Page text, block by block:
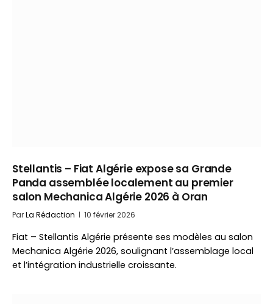
Stellantis – Fiat Algérie expose sa Grande
Panda assemblée localement au premier
salon Mechanica Algérie 2026 à Oran
ParLa Rédaction 10 février 2026
Fiat – Stellantis Algérie présente ses modèles au salon
Mechanica Algérie 2026, soulignant l’assemblage local
et l’intégration industrielle croissante.